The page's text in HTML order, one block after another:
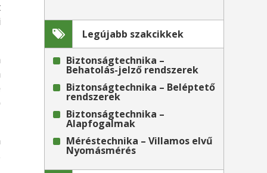
Legújabb szakcikkek
Biztonságtechnika –
Behatolás-jelző rendszerek
Biztonságtechnika – Beléptető
rendszerek
Biztonságtechnika –
Alapfogalmak
Méréstechnika – Villamos elvű
Nyomásmérés